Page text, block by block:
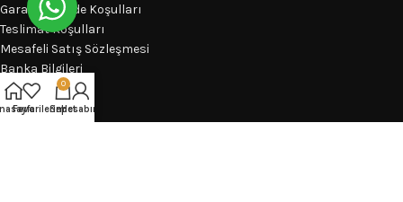
Garanti ve İade Koşulları
Teslimat Koşulları
Mesafeli Satış Sözleşmesi
Banka Bilgileri
Sipariş Takibi
Favorilerim
0
Sepet
Hesabım